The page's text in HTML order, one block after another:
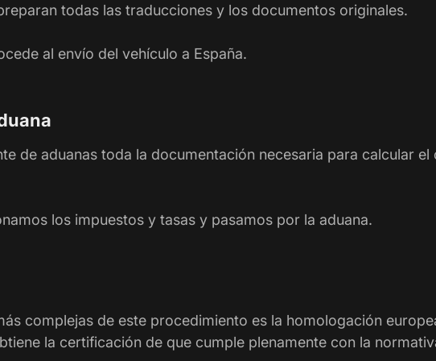
todas las traducciones y los documentos originales.
al envío del vehículo a España.
de aduanas toda la documentación necesaria para calcular
los impuestos y tasas y pasamos por la aduana.
complejas de este procedimiento es la homologación
la certificación de que cumple plenamente con la